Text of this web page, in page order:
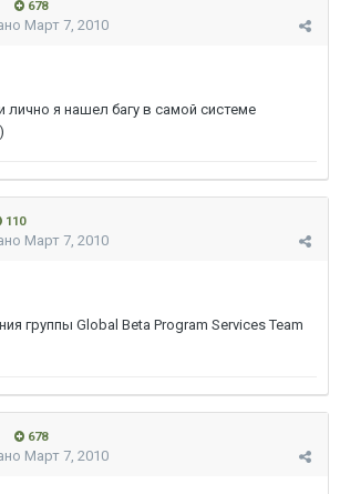
678
Март 7, 2010
лично я нашел багу в самой системе
110
Март 7, 2010
группы Global Beta Program Services Team
678
Март 7, 2010